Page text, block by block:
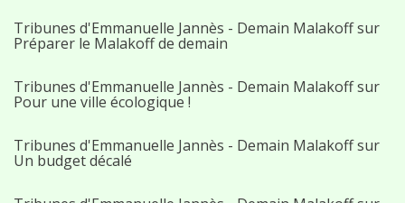
Tribunes d'Emmanuelle Jannès - Demain Malakoffsur
Préparer le Malakoff de demain
Tribunes d'Emmanuelle Jannès - Demain Malakoffsur
Pour une ville écologique !
Tribunes d'Emmanuelle Jannès - Demain Malakoffsur
Un budget décalé